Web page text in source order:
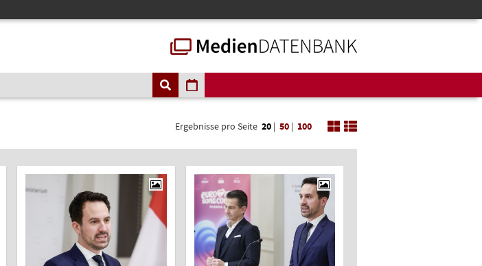
Ergebnisse pro Seite 20 | 50 | 100